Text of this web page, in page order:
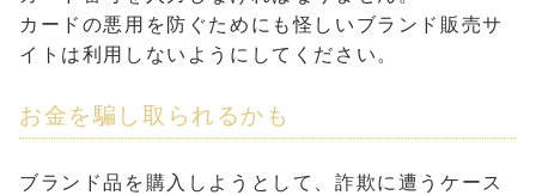
カードの悪用を防ぐためにも怪しいブランド販売サ
イトは利用しないようにしてください。
お金を騙し取られるかも
ブランド品を購入しようとして、詐欺に遭うケース